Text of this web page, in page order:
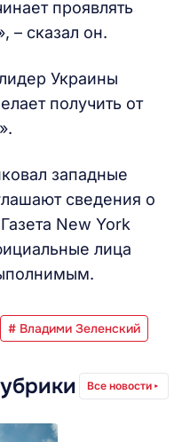
проявлять
– сказал он.
Украины
получить от
западные
сведения о
New York
лица
# Владими Зеленский
Все новости